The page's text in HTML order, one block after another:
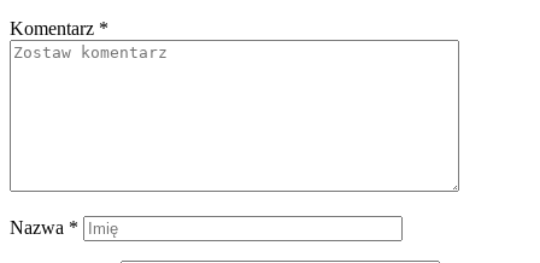
Komentarz *
Nazwa *